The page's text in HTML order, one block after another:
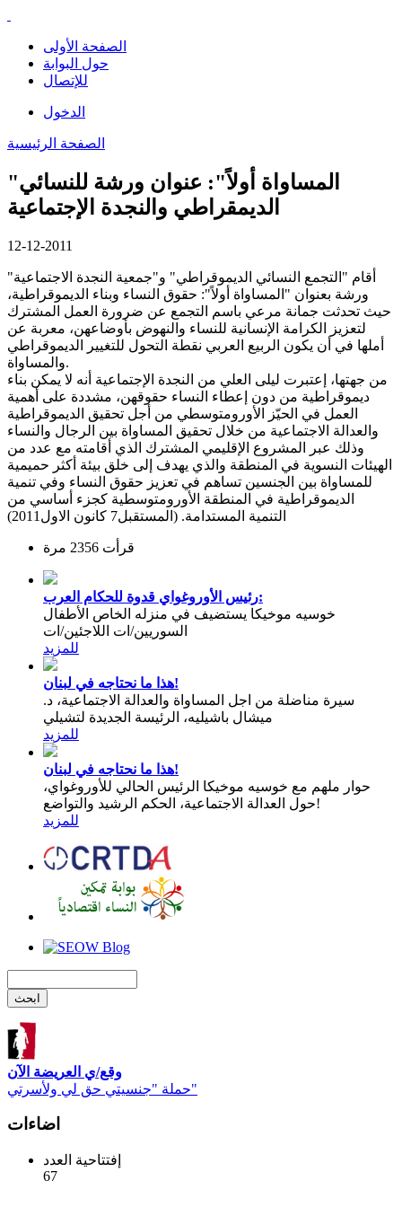
الصفحة الأولى
حول البوابة
للإتصال
الدخول
الصفحة الرئيسية
"المساواة أولاً": عنوان ورشة للنسائي
الديمقراطي والنجدة الإجتماعية
12-12-2011
أقام "التجمع النسائي الديموقراطي" و"جمعية النجدة الاجتماعية"
ورشة بعنوان "المساواة أولاً": حقوق النساء وبناء الديموقراطية،
حيث تحدثت جمانة مرعي باسم التجمع عن ضرورة العمل المشترك
لتعزيز الكرامة الإنسانية للنساء والنهوض بأوضاعهن، معربة عن
أملها في أن يكون الربيع العربي نقطة التحول للتغيير الديموقراطي
والمساواة.
من جهتها، إعتبرت ليلى العلي من النجدة الإجتماعية أنه لا يمكن بناء
ديموقراطية من دون إعطاء النساء حقوقهن، مشددة على أهمية
العمل في الحيّز الأورومتوسطي من أجل تحقيق الديموقراطية
والعدالة الاجتماعية من خلال تحقيق المساواة بين الرجال والنساء
وذلك عبر المشروع الإقليمي المشترك الذي أقامته مع عدد من
الهيئات النسوية في المنطقة والذي يهدف إلى خلق بيئة أكثر حميمية
للمساواة بين الجنسين تساهم في تعزيز حقوق النساء وفي تنمية
الديموقراطية في المنطقة الأورومتوسطية كجزء أساسي من
التنمية المستدامة. (المستقبل7 كانون الاول2011)
قرأت 2356 مرة
رئيس الأوروغواي قدوة للحكام العرب:
خوسيه موخيكا يستضيف في منزله الخاص الأطفال
السوريين/ات اللاجئين/ات
للمزيد
هذا ما نحتاجه في لبنان!
سيرة مناضلة من اجل المساواة والعدالة الاجتماعية، د.
ميشال باشيليه، الرئيسة الجديدة لتشيلي
للمزيد
هذا ما نحتاجه في لبنان!
حوار ملهم مع خوسيه موخيكا الرئيس الحالي للأوروغواي،
حول العدالة الاجتماعية، الحكم الرشيد والتواضع!
للمزيد
وقع/ي العريضة الآن
حملة "جنسيتي حق لي ولأسرتي"
اضاءات
إفتتاحية العدد
67